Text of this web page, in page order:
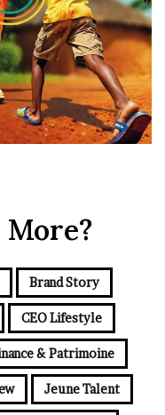
Brand Story
CEO Lifestyle
& Patrimoine
Jeune Talent